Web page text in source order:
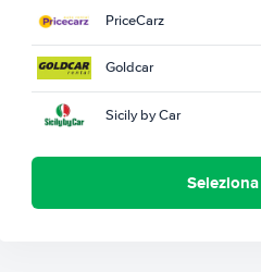
PriceCarz
Goldcar
Sicily by Car
Seleziona